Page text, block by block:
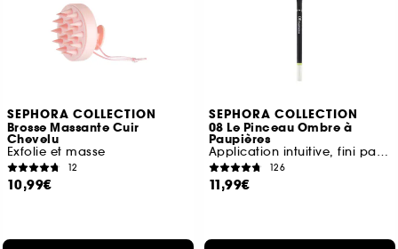
SEPHORA COLLECTION
Brosse Massante Cuir
Chevelu
Exfolie et masse
12
10,99€
SEPHORA COLLECTION
08 Le Pinceau Ombre à
Paupières
Application intuitive, fini parfait
126
11,99€